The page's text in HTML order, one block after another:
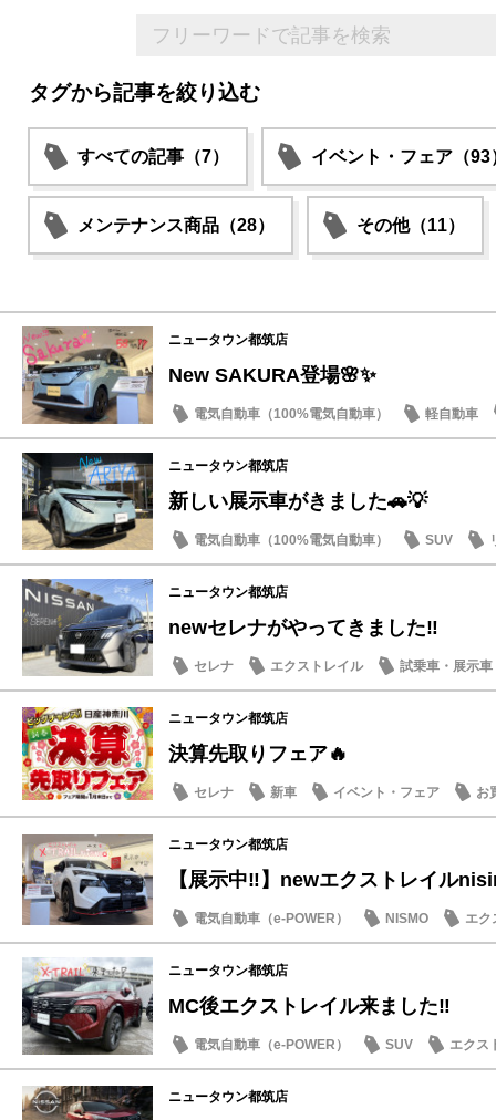
タグから記事を絞り込む
すべての記事（7） イベント・フェア（93
メンテナンス商品（28） その他（11）
ニュータウン都筑店
New SAKURA登場🌸✨
電気自動車（100%電気自動車）
軽自動車
話題の情報
ニュータウン都筑店
新しい展示車がきました🚗💡
電気自動車（100%電気自動車） SUV
マイナーチェンジ
ニュータウン都筑店
newセレナがやってきました‼️
セレナ エクストレイル
試乗車・展示車
マイナーチェンジ
ニュータウン都筑店
決算先取りフェア🔥
セレナ 新車 イベント・フェア お
ニュータウン都筑店
【展示中‼️】newエクストレイル
電気自動車（e-POWER） NISMO
エク
マイナーチェンジ
ニュータウン都筑店
MC後エクストレイル来ました‼️
電気自動車（e-POWER） SUV
エクス
マイナーチェンジ
ニュータウン都筑店